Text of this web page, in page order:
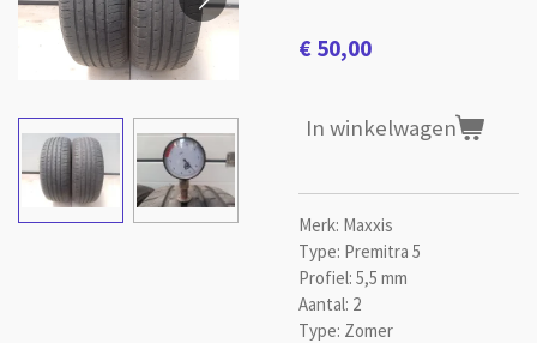
€ 50,00
In winkelwagen
Merk: Maxxis
Type: Premitra 5
Profiel: 5,5 mm
Aantal: 2
Type: Zomer